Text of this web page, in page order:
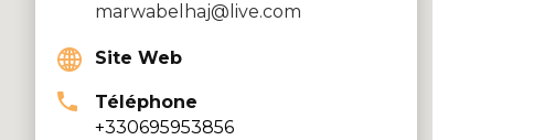
marwabelhaj@live.com
Site Web
Téléphone
+330695953856